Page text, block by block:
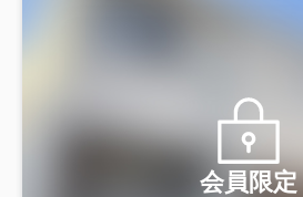
会員限定